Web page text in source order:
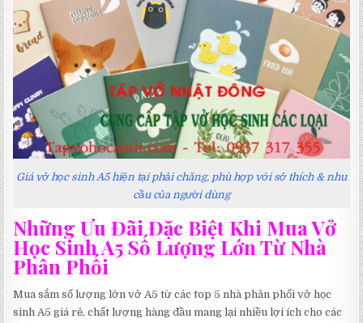
Giá vở học sinh A5 hiện tại phải chăng, phù hợp với sở thích & nhu
cầu của người dùng
Những Ưu Đãi Đặc Biệt Khi Mua Vở
Học Sinh A5 Số Lượng Lớn Từ Nhà
Phân Phối
Mua sắm số lượng lớn vở A5 từ các top 5 nhà phân phối vở học
sinh A5 giá rẻ, chất lượng hàng đầu mang lại nhiều lợi ích cho các